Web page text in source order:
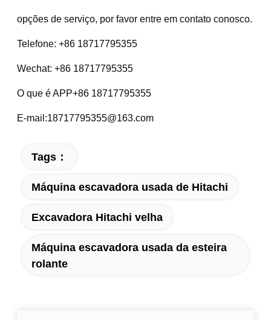
opções de serviço, por favor entre em contato conosco.
Telefone: +86 18717795355
Wechat: +86 18717795355
O que é APP+86 18717795355
E-mail:18717795355@163.com
Tags：
Máquina escavadora usada de Hitachi
Excavadora Hitachi velha
Máquina escavadora usada da esteira
rolante